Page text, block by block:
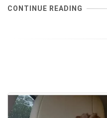
CONTINUE READING